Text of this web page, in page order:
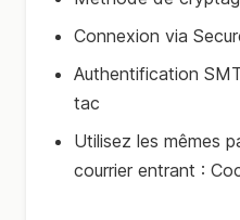
Connexion via
Authentification
tac
Utilisez les mêmes
courrier entrant :